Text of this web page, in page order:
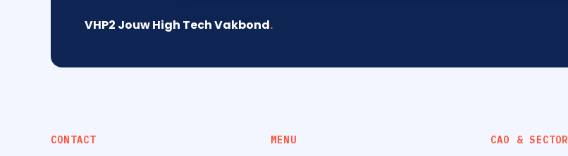
VHP2 Jouw High Tech Vakbond.
CONTACT MENU CAO & SECTOR